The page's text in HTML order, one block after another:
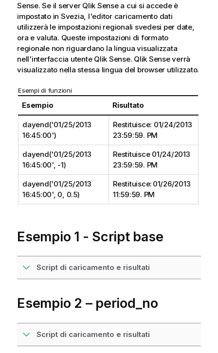
Sense. Se il server Qlik Sensea cui si accede è
impostato in Svezia, l'editor caricamento dati
utilizzerà le impostazioni regionali svedesi per date,
ora e valuta. Queste impostazioni di formato
regionale non riguardano la lingua visualizzata
nell'interfaccia utente Qlik Sense. Qlik Senseverrà
visualizzato nella stessa lingua del browser utilizzato.
Esempi di funzioni
Esempio Risultato
dayend('01/25/2013
16:45:00')
Restituisce: 01/24/2013
23:59:59. PM
dayend('01/25/2013
16:45:00', -1)
Restituisce 01/24/2013
23:59:59. PM
dayend('01/25/2013
16:45:00', 0, 0.5)
Restituisce: 01/26/2013
11:59:59. PM
Esempio 1 - Script base
Script di caricamento e risultati
Esempio 2 – period_no
Script di caricamento e risultati